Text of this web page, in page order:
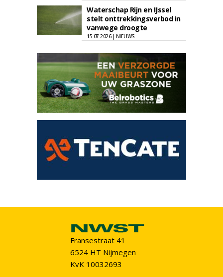
Waterschap Rijn en IJssel
stelt onttrekkingsverbod in
vanwege droogte
15-07-2026 | NIEUWS
Fransestraat 41
6524 HT Nijmegen
KvK 10032693